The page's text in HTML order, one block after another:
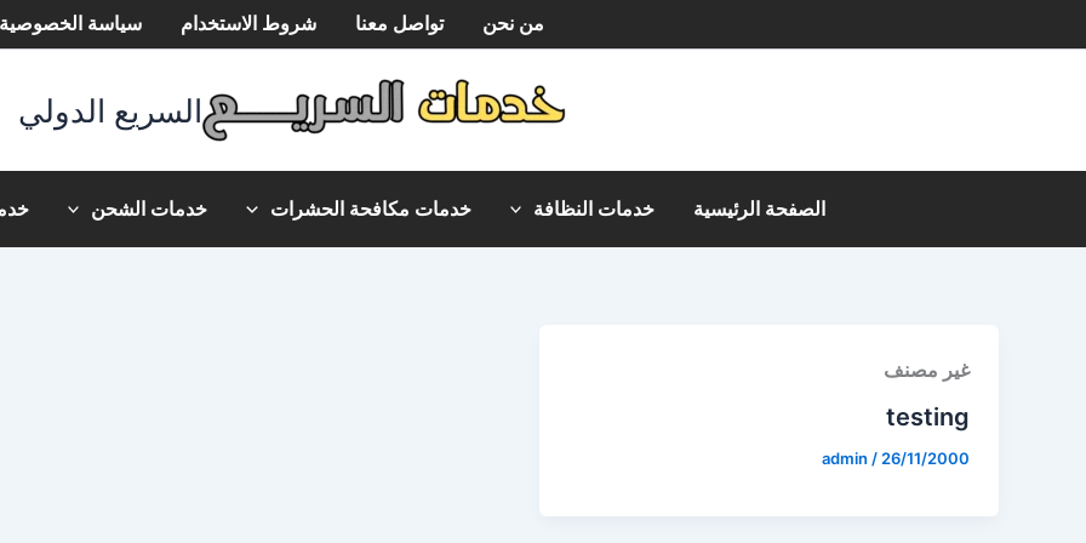
إلى
من نحن تواصل معنا شروط الاستخدام سياسة الخصوصية
السريع الدولي
الصفحة الرئيسية خدمات النظافة خدمات مكافحة الحشرات خدمات الشحن
غير مصنف
testing
admin / 26/11/2000